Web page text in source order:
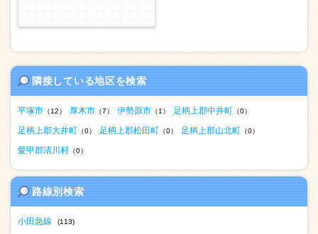
隣接している地区を検索
平塚市 （12） 厚木市 （7） 伊勢原市 （1） 足柄上郡中井町 （0）
足柄上郡大井町 （0） 足柄上郡松田町 （0） 足柄上郡山北町 （0）
愛甲郡清川村 （0）
路線別検索
小田急線 (113)